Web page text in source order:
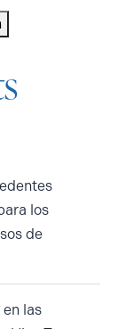
los
de
las